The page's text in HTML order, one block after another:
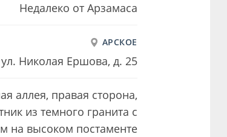
Недалеко от Арзамаса
АРСКОЕ
Николая Ершова, д. 25
аллея, правая сторона,
из темного гранита с
на высоком постаменте